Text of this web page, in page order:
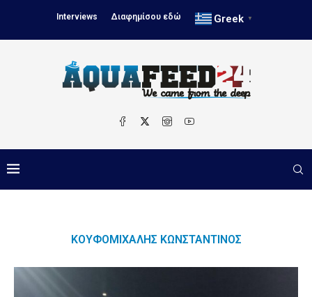
Interviews Διαφημίσου εδώ Greek ▼
ΚΟΥΦΟΜΙΧΆΛΗΣ ΚΩΝΣΤΑΝΤΊΝΟΣ